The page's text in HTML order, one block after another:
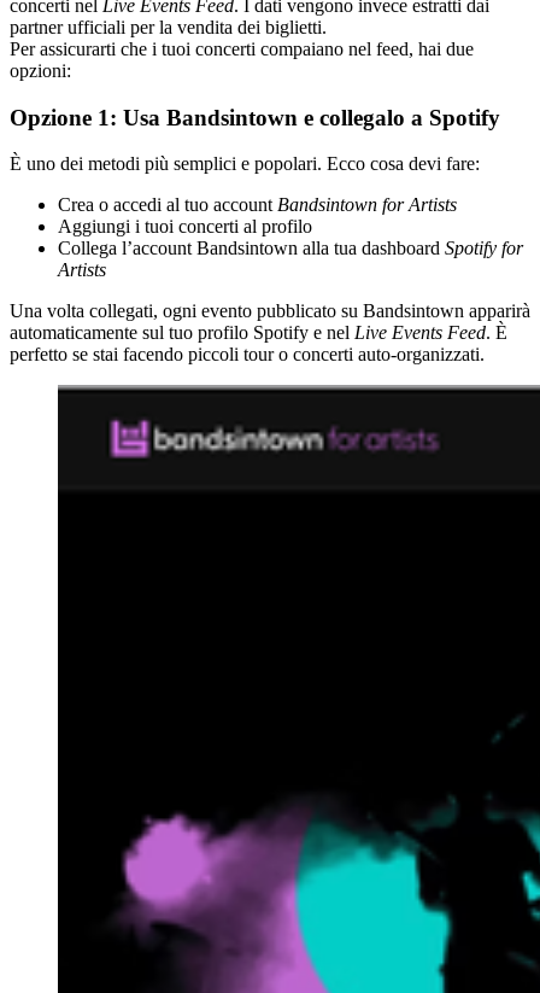
concerti nel Live Events Feed. I dati vengono invece estratti dai
partner ufficiali per la vendita dei biglietti.
Per assicurarti che i tuoi concerti compaiano nel feed, hai due
opzioni:
Opzione 1: Usa Bandsintown e collegalo a Spotify
È uno dei metodi più semplici e popolari. Ecco cosa devi fare:
Crea o accedi al tuo accountBandsintown for Artists
Aggiungi i tuoi concerti al profilo
Collega l’account Bandsintown alla tua dashboard Spotify for
Artists
Una volta collegati, ogni evento pubblicato su Bandsintown apparirà
automaticamente sul tuo profilo Spotify e nel Live Events Feed. È
perfetto se stai facendo piccoli tour o concerti auto-organizzati.